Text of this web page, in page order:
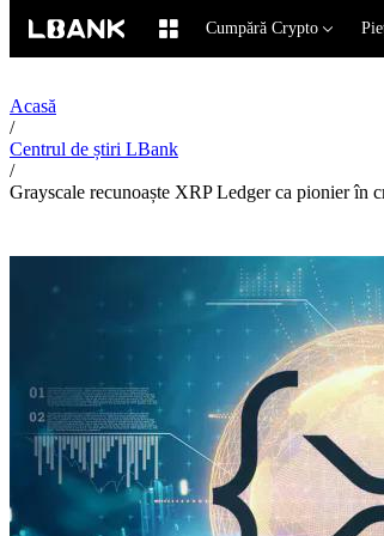
Cumpără Crypto
Acasă
/
Centrul de știri LBank
/
Grayscale recunoaște XRP Ledger ca pionier în